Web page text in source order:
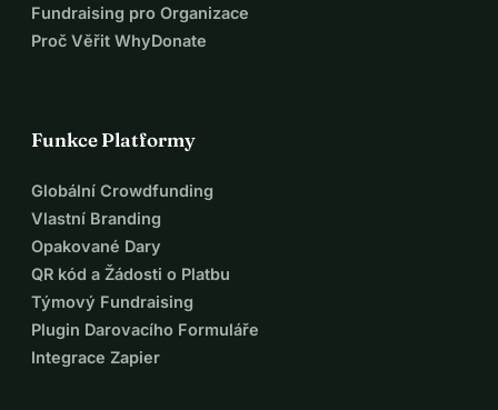
Fundraising pro Organizace
Proč Věřit WhyDonate
Funkce Platformy
Globální Crowdfunding
Vlastní Branding
Opakované Dary
QR kód a Žádosti o Platbu
Týmový Fundraising
Plugin Darovacího Formuláře
Integrace Zapier